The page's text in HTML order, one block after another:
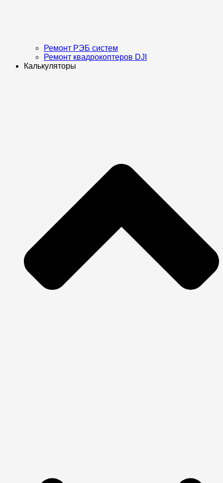
Ремонт РЭБ систем
Ремонт квадрокоптеров DJI
Калькуляторы